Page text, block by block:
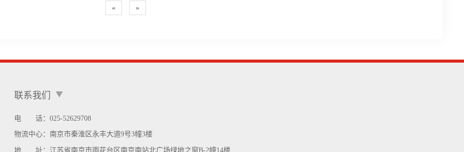
« »
联系我们
电 话：025-52629708
物流中心： 南京市秦淮区永丰大道9号3幢3楼
地 址： 江苏省南京市雨花台区南京南站北广场绿地之窗B-2幢14楼